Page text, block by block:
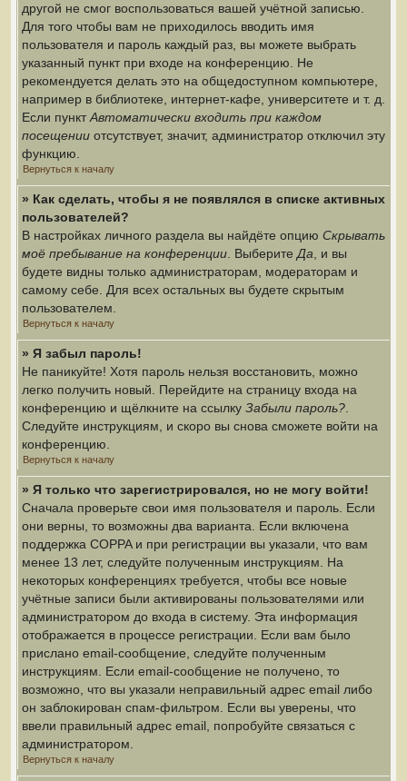
другой не смог воспользоваться вашей учётной записью.
Для того чтобы вам не приходилось вводить имя
пользователя и пароль каждый раз, вы можете выбрать
указанный пункт при входе на конференцию. Не
рекомендуется делать это на общедоступном компьютере,
например в библиотеке, интернет-кафе, университете и т. д.
Если пунктАвтоматически входить при каждом
посещении отсутствует, значит, администратор отключил эту
функцию.
Вернуться к началу
» Как сделать, чтобы я не появлялся в списке активных
пользователей?
В настройках личного раздела вы найдёте опцию Скрывать
моё пребывание на конференции . Выберите Да , и вы
будете видны только администраторам, модераторам и
самому себе. Для всех остальных вы будете скрытым
пользователем.
Вернуться к началу
» Я забыл пароль!
Не паникуйте! Хотя пароль нельзя восстановить, можно
легко получить новый. Перейдите на страницу входа на
конференцию и щёлкните на ссылку Забыли пароль?
Следуйте инструкциям, и скоро вы снова сможете войти на
конференцию.
Вернуться к началу
» Я только что зарегистрировался, но не могу войти!
Сначала проверьте свои имя пользователя и пароль. Если
они верны, то возможны два варианта. Если включена
поддержка COPPA и при регистрации вы указали, что вам
менее 13 лет, следуйте полученным инструкциям. На
некоторых конференциях требуется, чтобы все новые
учётные записи были активированы пользователями или
администратором до входа в систему. Эта информация
отображается в процессе регистрации. Если вам было
прислано email-сообщение, следуйте полученным
инструкциям. Если email-сообщение не получено, то
возможно, что вы указали неправильный адрес email либо
он заблокирован спам-фильтром. Если вы уверены, что
ввели правильный адрес email, попробуйте связаться с
администратором.
Вернуться к началу